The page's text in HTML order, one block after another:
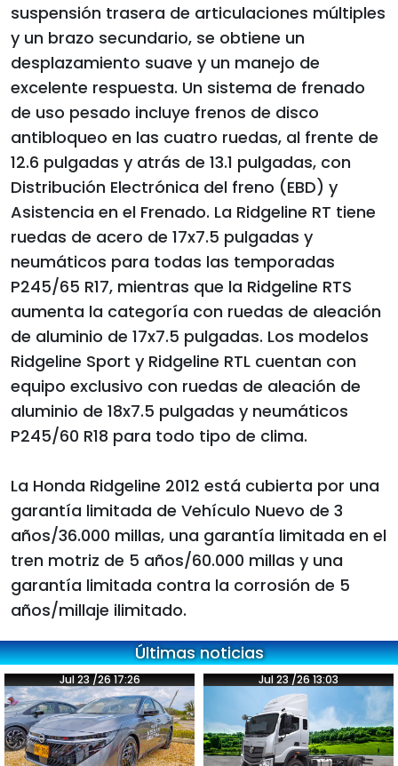
suspensión trasera de articulaciones múltiples
y un brazo secundario, se obtiene un
desplazamiento suave y un manejo de
excelente respuesta. Un sistema de frenado
de uso pesado incluye frenos de disco
antibloqueo en las cuatro ruedas, al frente de
12.6 pulgadas y atrás de 13.1 pulgadas, con
Distribución Electrónica del freno (EBD) y
Asistencia en el Frenado. La Ridgeline RT tiene
ruedas de acero de 17x7.5 pulgadas y
neumáticos para todas las temporadas
P245/65 R17, mientras que la Ridgeline RTS
aumenta la categoría con ruedas de aleación
de aluminio de 17x7.5 pulgadas. Los modelos
Ridgeline Sport y Ridgeline RTL cuentan con
equipo exclusivo con ruedas de aleación de
aluminio de 18x7.5 pulgadas y neumáticos
P245/60 R18 para todo tipo de clima.
La Honda Ridgeline 2012 está cubierta por una
garantía limitada de Vehículo Nuevo de 3
años/36.000 millas, una garantía limitada en el
tren motriz de 5 años/60.000 millas y una
garantía limitada contra la corrosión de 5
años/millaje ilimitado.
Últimas noticias
Jul 23 /26 17:26 Jul 23 /26 13:03